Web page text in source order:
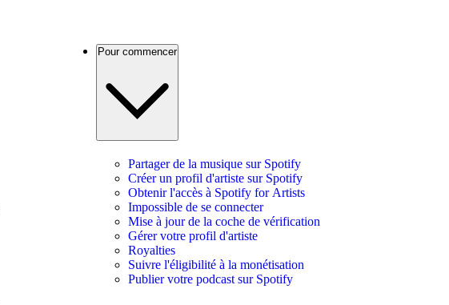
Pour commencer
Partager de la musique sur Spotify
Créer un profil d'artiste sur Spotify
Obtenir l'accès à Spotify for Artists
Impossible de se connecter
Mise à jour de la coche de vérification
Gérer votre profil d'artiste
Royalties
Suivre l'éligibilité à la monétisation
Publier votre podcast sur Spotify